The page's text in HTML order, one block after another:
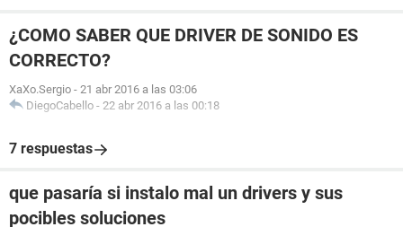
¿COMO SABER QUE DRIVER DE SONIDO ES
CORRECTO?
XaXo.Sergio - 21 abr 2016 a las 03:06
DiegoCabello - 22 abr 2016 a las 00:18
7 respuestas
que pasaría si instalo mal un drivers y sus
pocibles soluciones